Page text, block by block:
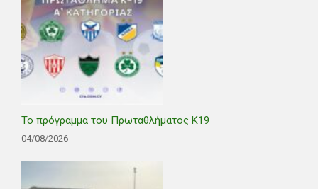
Το πρόγραμμα του Πρωταθλήματος Κ19
04/08/2026